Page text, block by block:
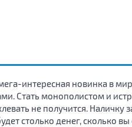
интересная новинка в
Стать монополистом и
не получится.
столько денег, сколько